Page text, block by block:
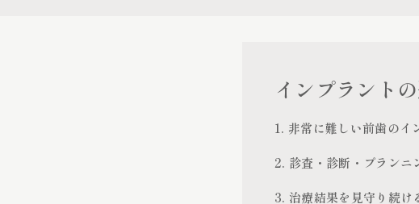
インプラント
1. 非常に難しい前歯のイ
2. 診査・診断・プランニ
3. 治療結果を見守り続け